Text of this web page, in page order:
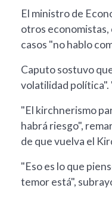
El ministro de
otros economistas,
casos "no hablo
Caputo sostuvo
volatilidad
"El kirchnerismo
habrá riesgo",
de que vuelva el
"Eso es lo que
temor está",